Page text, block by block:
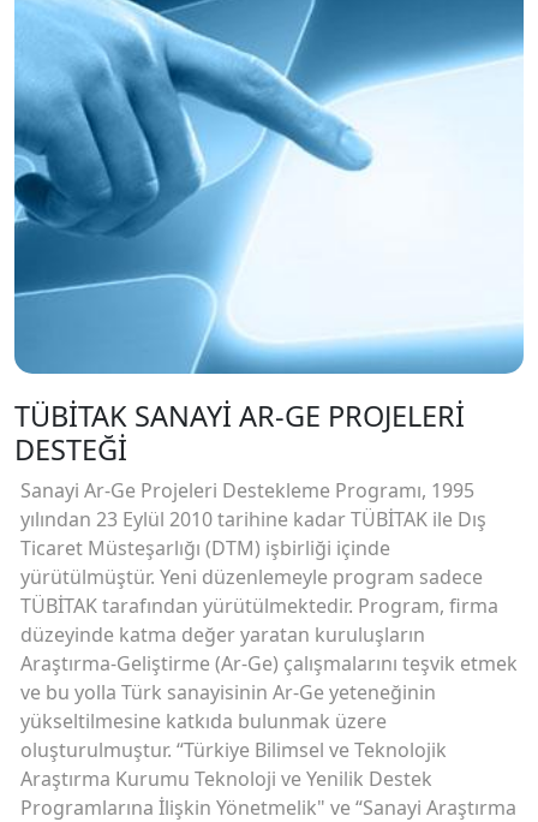
TÜBİTAK SANAYİ AR-GE PROJELERİ
DESTEĞİ
Sanayi Ar-Ge Projeleri Destekleme Programı, 1995
yılından 23 Eylül 2010 tarihine kadar TÜBİTAK ile Dış
Ticaret Müsteşarlığı (DTM) işbirliği içinde
yürütülmüştür. Yeni düzenlemeyle program sadece
TÜBİTAK tarafından yürütülmektedir. Program, firma
düzeyinde katma değer yaratan kuruluşların
Araştırma-Geliştirme (Ar-Ge) çalışmalarını teşvik etmek
ve bu yolla Türk sanayisinin Ar-Ge yeteneğinin
yükseltilmesine katkıda bulunmak üzere
oluşturulmuştur. “Türkiye Bilimsel ve Teknolojik
Araştırma Kurumu Teknoloji ve Yenilik Destek
Programlarına İlişkin Yönetmelik" ve “Sanayi Araştırma